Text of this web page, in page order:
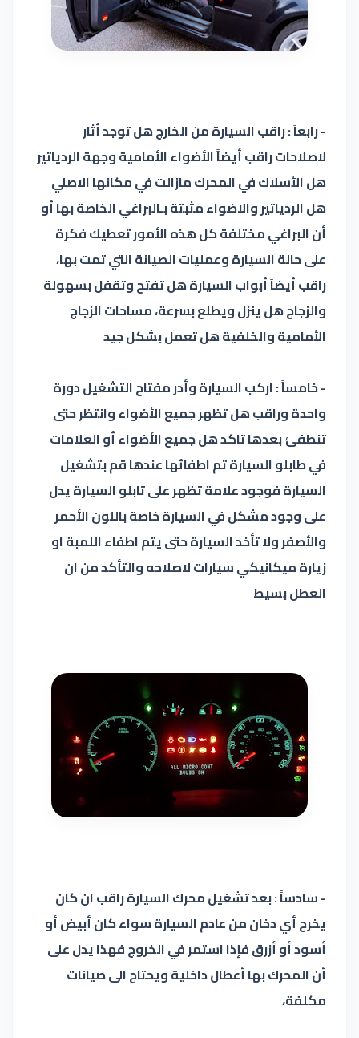
- رابعاً : راقب السيارة من الخارج هل توجد أثار
لاصلاحات راقب أيضاً الأضواء الأمامية وجهة الردياتير
هل الأسلاك في المحرك مازالت في مكانها الاصلي
هل الردياتير والاضواء مثبتة بـالبراغي الخاصة بها أو
أن البراغي مختلفة كل هذه الأمور تعطيك فكرة
على حالة السيارة وعمليات الصيانة التي تمت بها،
راقب أيضاً أبواب السيارة هل تفتح وتقفل بسهولة
والزجاج هل ينزل ويطلع بسرعة، مساحات الزجاج
الأمامية والخلفية هل تعمل بشكل جيد
- خامساً : اركب السيارة وأدر مفتاح التشغيل دورة
واحدة وراقب هل تظهر جميع الأضواء وانتظر حتى
تنطفئ بعدها تاكد هل جميع الأضواء أو العلامات
في طابلو السيارة تم اطفائها عندها قم بتشغيل
السيارة فوجود علامة تظهر على تابلو السيارة يدل
على وجود مشكل في السيارة خاصة باللون الأحمر
والأصفر ولا تأخد السيارة حتى يتم اطفاء اللمبة او
زيارة ميكانيكي سيارات لاصلاحه والتأكد من ان
العطل بسيط
- سادساً : بعد تشغيل محرك السيارة راقب ان كان
يخرج أي دخان من عادم السيارة سواء كان أبيض أو
أسود أو أزرق فإذا استمر في الخروج فهذا يدل على
أن المحرك بها أعطال داخلية ويحتاج الى صيانات
مكلفة،